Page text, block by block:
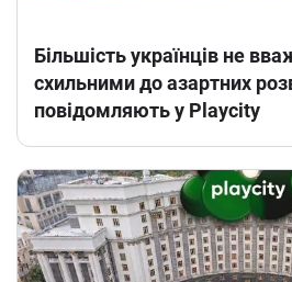
Більшість українців не
схильними до азартних
повідомляють у Playcity